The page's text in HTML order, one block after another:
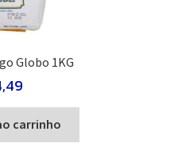
Globo 1KG
carrinho